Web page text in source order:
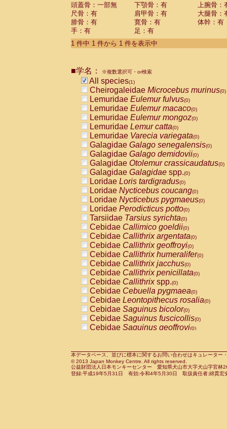
Cebidae Saguinus oedipus
Cebidae Saguinus weddelli
Cebidae Saguinusspp.
Cebidae Aotus trivirgatus
Cebidae Cebus albifrons
CebidaeCebus nigrivittatus
CebidaeCebus
CebidaeSaimiri boliviensis(0)
CebidaeSaimiri sciureus(0)
AtelidaeAlouatta caraya(0)
AtelidaeAlouatta fusca(0)
AtelidaeAlouatta seniculus
AtelidaeAlouattaspp.(0)
AtelidaeAteles belzebuth(0)
AtelidaeAteles geoffroyi(0)
AtelidaeAteles paniscus(0)
AtelidaeAtelesspp.(0)
Atelidae Lagothrix lagothricha
AtelidaeLagothrix lagothricha cana
PitheciidaeCacajao calvus
PitheciidaeCallicebus cupreus
PitheciidaeCallicebus donacophilus
PitheciidaeCallicebus moloch
PitheciidaeCallicebus torquatus
PitheciidaeCallicebusspp.(0)
PitheciidaeChiropotes satanas(0)
PitheciidaePithecia monachus
PitheciidaePithecia pithecia(0)
CercopithecidaeCercocebus agilis
CercopithecidaeCercocebus
CercopithecidaeCercocebus
CercopithecidaeCercocebus
CercopithecidaeCercocebus
CercopithecidaeCercocebushybrid
CercopithecidaePapio anubis(0)
CercopithecidaePapio cynocephalus
CercopithecidaePapio hamadryas(0)
頭蓋骨：一部無
下顎骨：有
上腕骨：
尺骨：有
肩甲骨：有
大腿骨：
腓骨：有
寛骨：有
体幹：有
手：有
足：有
1 件中 1 件から 1 件を表示中
■学名： ※複数選択可・or検索
All species(1)
Cheirogaleidae Microcebus murinus(0)
Lemuridae Eulemur fulvus(0)
Lemuridae Eulemur macaco(0)
Lemuridae Eulemur mongoz(0)
Lemuridae Lemur catta(0)
Lemuridae Varecia variegata(0)
Galagidae Galago senegalensis(0)
Galagidae Galago demidovii(0)
Galagidae Otolemur crassicaudatus(0)
Galagidae Galagidae spp.(0)
Loridae Loris tardigradus(0)
Loridae Nycticebus coucang(0)
Loridae Nycticebus pygmaeus(0)
Loridae Perodicticus potto(0)
Tarsiidae Tarsius syrichta(0)
Cebidae Callimico goeldii(0)
Cebidae Callithrix argentata(0)
Cebidae Callithrix geoffroyi(0)
Cebidae Callithrix humeralifer(0)
Cebidae Callithrix jacchus(0)
Cebidae Callithrix penicillata(0)
Cebidae Callithrixspp.(0)
Cebidae Cebuella pygmaea(0)
Cebidae Leontopithecus rosalia(0)
Cebidae Saguinus bicolor(0)
Cebidae Saguinus fuscicollis(0)
Cebidae Saguinus geoffroyi(0)
CebidaeSaguinus leucopus(0)
CebidaeSaguinus midas(0)
Cebidae Saguinus mystax(0)
本データベース、並びに標本に関するお問い合わせはキュレータ
© 2013 Japan Monkey Centre. All rights reserved.
公益財団法人日本モンキーセンター 愛知県犬山市大字犬山字官
登録:平成19年5月31日 有効:令和4年5月30日 取扱責任者:綿貫宏